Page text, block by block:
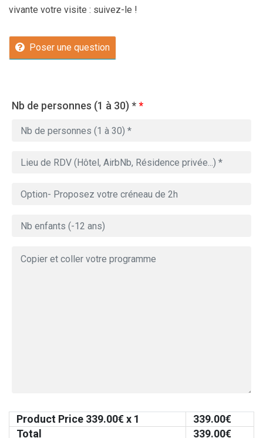
vivante votre visite : suivez-le !
Poser une question
Nb de personnes (1 à 30) **
Product Price 339.00€ x 1 339.00€
Total
339.00€